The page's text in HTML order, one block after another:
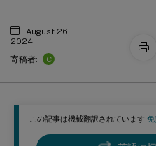
この記事は機械翻訳されています.免
August 26,
2024
寄稿者:
C